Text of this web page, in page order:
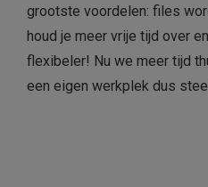
grootste voordelen: files
houd je meer vrije tijd over
flexibeler! Nu we meer tijd
een eigen werkplek dus